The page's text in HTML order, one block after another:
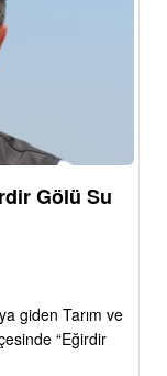
Gölü Su
giden Tarım ve
“Eğirdir